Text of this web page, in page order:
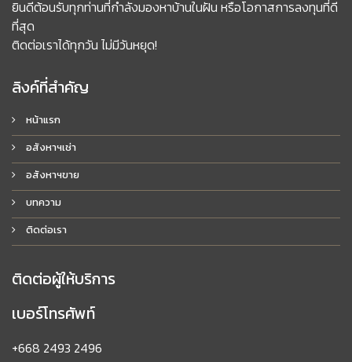
ยินดีต้อนรับทุกท่านที่กำลังมองหาบ้านในฝัน หรือโอกาสการลงทุนที่ดี
ที่สุด
ติดต่อเราได้ทุกวัน ไม่มีวันหยุด!
ลิงค์ที่สำคัญ
หน้าแรก
อสังหาฯเช่า
อสังหาฯขาย
บทความ
ติดต่อเรา
ติดต่อผู้ให้บริการ
เบอร์โทรศัพท์
+668 2493 2496